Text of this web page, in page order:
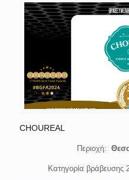
CHOUREAL
Περιοχή:
Κατηγορία βράβευσης